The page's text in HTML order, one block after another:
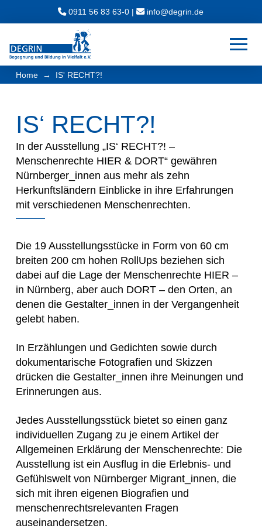
0911 56 83 63-0 | ed.nirged@ofni
Home → IS' RECHT?!
IS‘ RECHT?!
In der Ausstellung „IS‘ RECHT?! –
Menschenrechte HIER & DORT“ gewähren
Nürnberger_innen aus mehr als zehn
Herkunftsländern Einblicke in ihre Erfahrungen
mit verschiedenen Menschenrechten.
Die 19 Ausstellungsstücke in Form von 60 cm
breiten 200 cm hohen RollUps beziehen sich
dabei auf die Lage der Menschenrechte HIER –
in Nürnberg, aber auch DORT – den Orten, an
denen die Gestalter_innen in der Vergangenheit
gelebt haben.
In Erzählungen und Gedichten sowie durch
dokumentarische Fotografien und Skizzen
drücken die Gestalter_innen ihre Meinungen und
Erinnerungen aus.
Jedes Ausstellungsstück bietet so einen ganz
individuellen Zugang zu je einem Artikel der
Allgemeinen Erklärung der Menschenrechte: Die
Ausstellung ist ein Ausflug in die Erlebnis- und
Gefühlswelt von Nürnberger Migrant_innen, die
sich mit ihren eigenen Biografien und
menschenrechtsrelevanten Fragen
auseinandersetzen.